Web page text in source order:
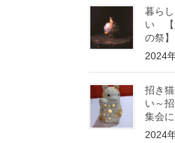
暮ら
い 【
の祭】
2024
招き
い～
集会
2024